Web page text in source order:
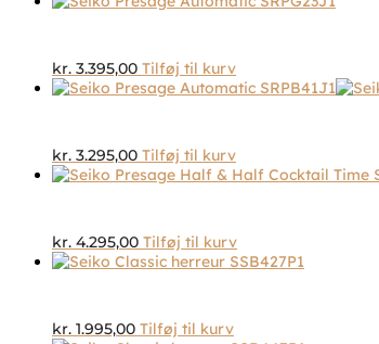
kr. 3.395,00 Tilføj til kurv
kr. 3.295,00 Tilføj til kurv
kr. 4.295,00 Tilføj til kurv
kr. 1.995,00 Tilføj til kurv